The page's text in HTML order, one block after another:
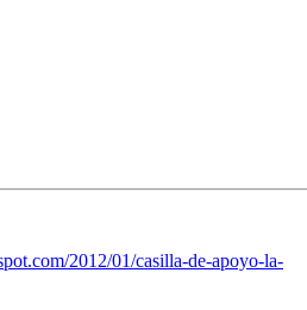
2012/01/casilla-de-apoyo-la-